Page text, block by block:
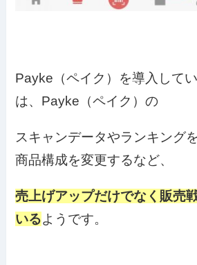
Payke（ペイク）を導入して
は、Payke（ペイク）の
スキャンデータやランキング
商品構成を変更するなど、
売上げアップだけでなく販売
いるようです。